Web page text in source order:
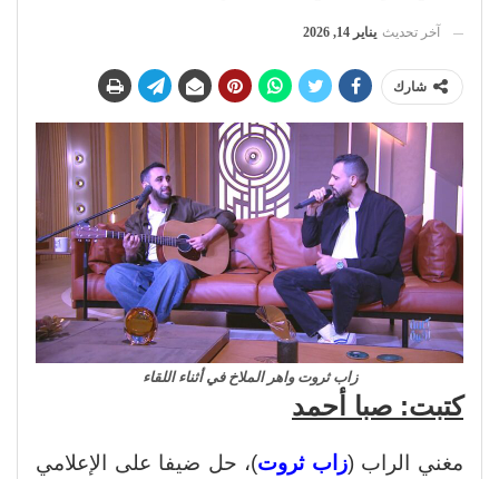
آخر تحديث يناير 14, 2026
شارك
زاب ثروت واهر الملاخ في أثناء اللقاء
كتبت: صبا أحمد
مغني الراب (زاب ثروت)، حل ضيفا على الإعلامي